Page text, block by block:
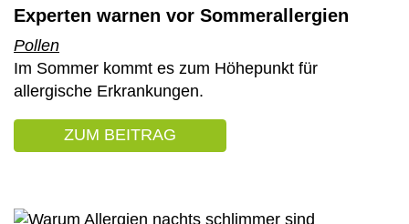
Experten warnen vor Sommerallergien
Pollen
Im Sommer kommt es zum Höhepunkt für
allergische Erkrankungen.
ZUM BEITRAG